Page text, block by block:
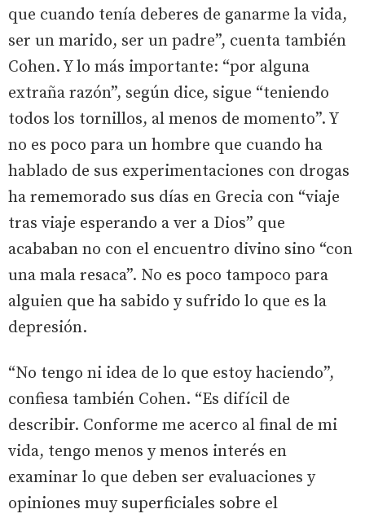
que cuando tenía deberes de ganarme la vida,
ser un marido, ser un padre”, cuenta también
Cohen. Y lo más importante: “por alguna
extraña razón”, según dice, sigue “teniendo
todos los tornillos, al menos de momento”. Y
no es poco para un hombre que cuando ha
hablado de sus experimentaciones con drogas
ha rememorado sus días en Grecia con “viaje
tras viaje esperando a ver a Dios” que
acababan no con el encuentro divino sino “con
una mala resaca”. No es poco tampoco para
alguien que ha sabido y sufrido lo que es la
depresión.
“No tengo ni idea de lo que estoy haciendo”,
confiesa también Cohen. “Es difícil de
describir. Conforme me acerco al final de mi
vida, tengo menos y menos interés en
examinar lo que deben ser evaluaciones y
opiniones muy superficiales sobre el